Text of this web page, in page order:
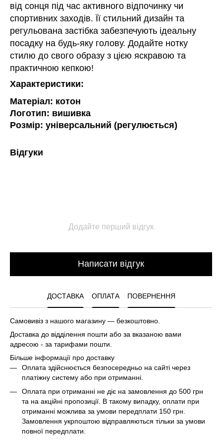
від сонця під час активного відпочинку чи
спортивних заходів. Її стильний дизайн та
регульована застібка забезпечують ідеальну
посадку на будь-яку голову. Додайте нотку
стилю до свого образу з цією яскравою та
практичною кепкою!
Характеристики:
Матеріал: котон
Логотип: вишивка
Розмір: універсальний (регулюється)
Відгуки
Додайте перший відгук
Написати відгук
ДОСТАВКА ОПЛАТА ПОВЕРНЕННЯ
Самовивіз з нашого магазину — безкоштовно.
Доставка до відділення пошти або за вказаною вами
адресою - за тарифами пошти.
Більше інформації про доставку
Оплата здійснюється безпосередньо на сайті через
платіжну систему або при отриманні.
Оплата при отриманні не діє на замовлення до 500 грн
та на акційні пропозиції. В такому випадку, оплати при
отриманні можлива за умови передплати 150 грн.
Замовлення укрпоштою відправляються тільки за умови
повної передплати.